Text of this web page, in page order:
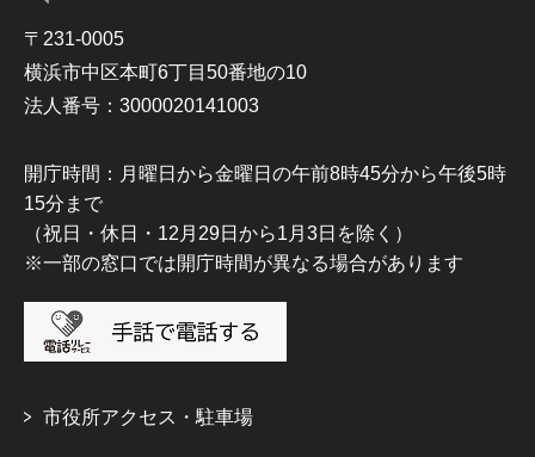
〒231-0005
横浜市中区本町6丁目50番地の10
法人番号：3000020141003
開庁時間：月曜日から金曜日の午前8時45分から午後5時
15分まで
（祝日・休日・12月29日から1月3日を除く）
※一部の窓口では開庁時間が異なる場合があります
市役所アクセス・駐車場